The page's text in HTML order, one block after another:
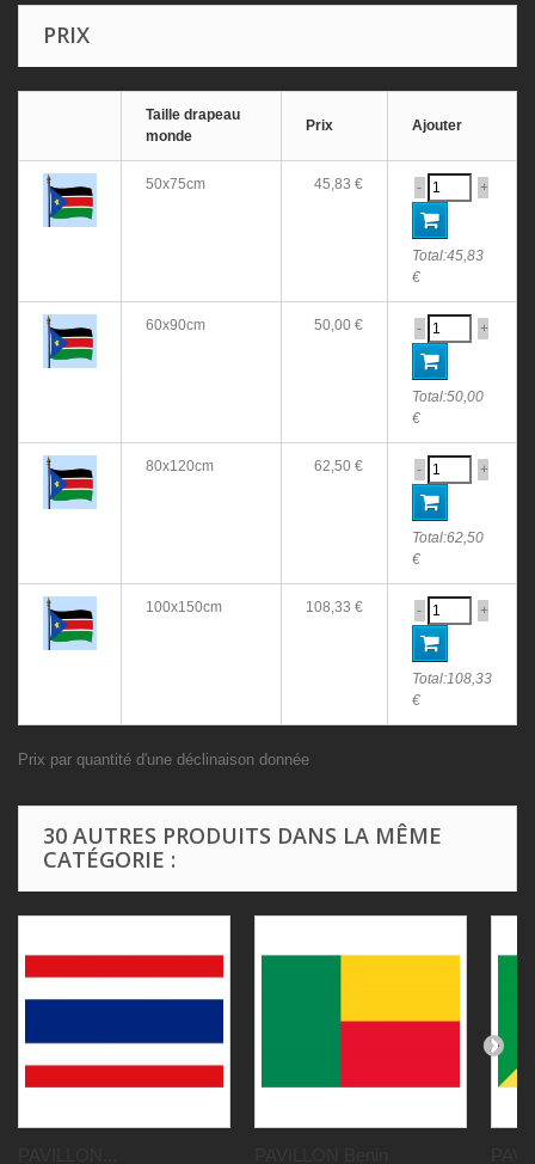
PRIX
Taille drapeau
monde
Prix Ajouter
50x75cm 45,83 € - +
Total:45,83
€
60x90cm 50,00 € - +
Total:50,00
€
80x120cm 62,50 € - +
Total:62,50
€
100x150cm 108,33 € - +
Total:108,33
€
Prix par quantité d'une déclinaison donnée
30 AUTRES PRODUITS DANS LA MÊME
CATÉGORIE :